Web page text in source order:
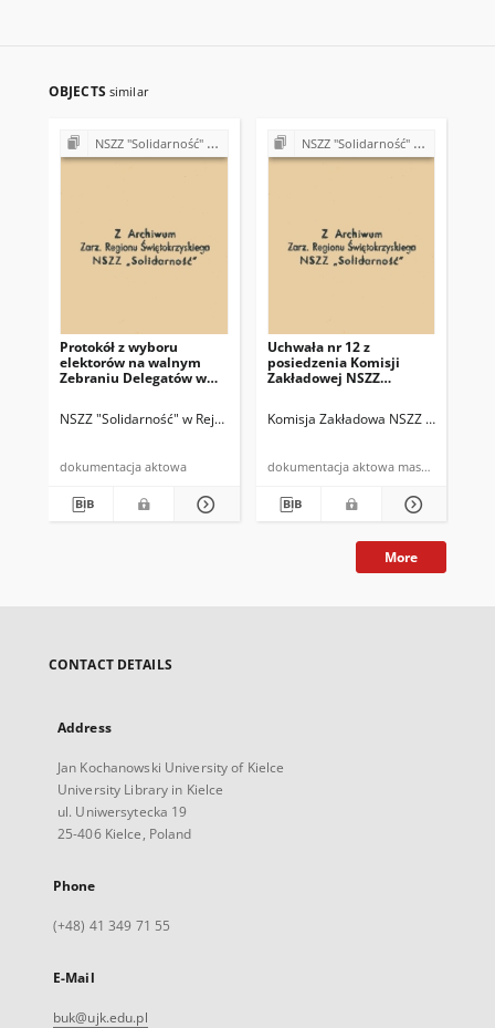
OBJECTS similar
NSZZ "Solidarność" w Rejonie Budowy Dróg w Kielcach (Komisje Oddziałowe, wybory, sprawy pracownicze)
Protokół z wyboru
elektorów na walnym
Zebraniu Delegatów w
NSZZ "Solidarność" w Rejonie Budowy Dróg w Kielcach Komisja
dokumentacja aktowa
NSZZ "Solidarność" w Rejonie Budowy Dróg w Kielcach
Uchwała nr 12 z
posiedzenia Komisji
Zakładowej NSZZ
Komisja Zakładowa NSZZ
dokumentacja aktowa maszynopis
More
CONTACT DETAILS
Address
Jan Kochanowski University of Kielce
University Library in Kielce
ul. Uniwersytecka 19
25-406 Kielce, Poland
Phone
(+48) 41 349 71 55
E-Mail
buk@ujk.edu.pl